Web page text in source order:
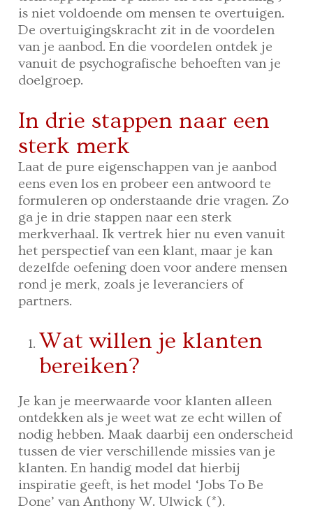
is niet voldoende om mensen te overtuigen.
De overtuigingskracht zit in de voordelen
van je aanbod. En die voordelen ontdek je
vanuit de psychografische behoeften van je
doelgroep.
In drie stappen naar een
sterk merk
Laat de pure eigenschappen van je aanbod
eens even los en probeer een antwoord te
formuleren op onderstaande drie vragen. Zo
ga je in drie stappen naar een sterk
merkverhaal. Ik vertrek hier nu even vanuit
het perspectief van een klant, maar je kan
dezelfde oefening doen voor andere mensen
rond je merk, zoals je leveranciers of
partners.
Wat willen je klanten
bereiken?
Je kan je meerwaarde voor klanten alleen
ontdekken als je weet wat ze echt willen of
nodig hebben. Maak daarbij een onderscheid
tussen de vier verschillende missies van je
klanten. En handig model dat hierbij
inspiratie geeft, is het model ‘Jobs To Be
Done’ van Anthony W. Ulwick (*).